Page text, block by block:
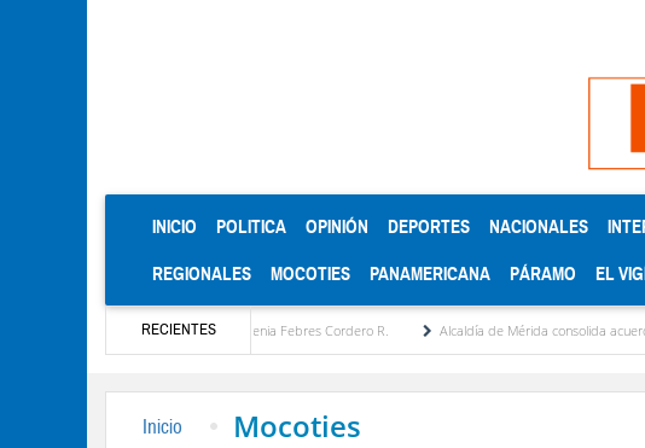
INICIO (CURRENT)
POLITICA OPINIÓN DEPORTES NACIONALES
REGIONALES MOCOTIES PANAMERICANA PÁRAMO EL
RECIENTES
estratégica por María Eugenia Febres Cordero R. Alcaldía de Mérida consolida acuerdos con
Inicio Mocoties